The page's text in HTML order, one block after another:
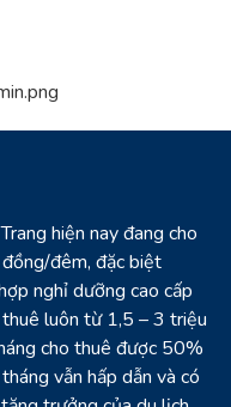
hiện nay đang cho
đêm, đặc biệt
nghỉ dưỡng cao cấp
luôn từ 1,5 – 3 triệu
cho thuê được 50%
vẫn hấp dẫn và có